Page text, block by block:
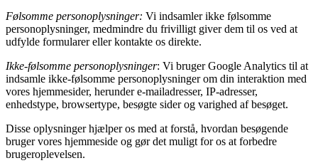
Følsomme personoplysninger: Vi indsamler ikke følsomme
personoplysninger, medmindre du frivilligt giver dem til os ved at
udfylde formularer eller kontakte os direkte.
Ikke-følsomme personoplysninger: Vi bruger Google Analytics til at
indsamle ikke-følsomme personoplysninger om din interaktion med
vores hjemmesider, herunder e-mailadresser, IP-adresser,
enhedstype, browsertype, besøgte sider og varighed af besøget.
Disse oplysninger hjælper os med at forstå, hvordan besøgende
bruger vores hjemmeside og gør det muligt for os at forbedre
brugeroplevelsen.